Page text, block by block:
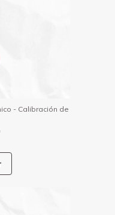
- Calibración de